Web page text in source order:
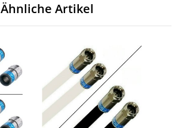
Ähnliche Artikel